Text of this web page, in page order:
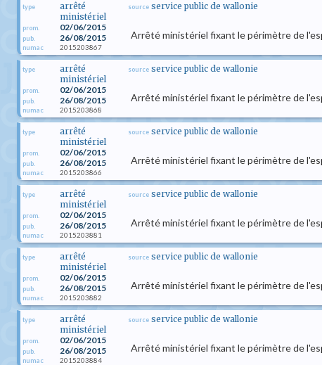
type
arrêté
ministériel
prom. 02/06/2015
pub. 26/08/2015
numac 2015203867
source service public de wallonie
Arrêté ministériel fixant le périmètre de
type
arrêté
ministériel
prom. 02/06/2015
pub. 26/08/2015
numac 2015203868
source service public de wallonie
Arrêté ministériel fixant le périmètre de
type
arrêté
ministériel
prom. 02/06/2015
pub. 26/08/2015
numac 2015203866
source service public de wallonie
Arrêté ministériel fixant le périmètre de
type
arrêté
ministériel
prom. 02/06/2015
pub. 26/08/2015
numac 2015203881
source service public de wallonie
Arrêté ministériel fixant le périmètre de
type
arrêté
ministériel
prom. 02/06/2015
pub. 26/08/2015
numac 2015203882
source service public de wallonie
Arrêté ministériel fixant le périmètre de
type
arrêté
ministériel
prom. 02/06/2015
pub. 26/08/2015
numac 2015203884
source service public de wallonie
Arrêté ministériel fixant le périmètre de